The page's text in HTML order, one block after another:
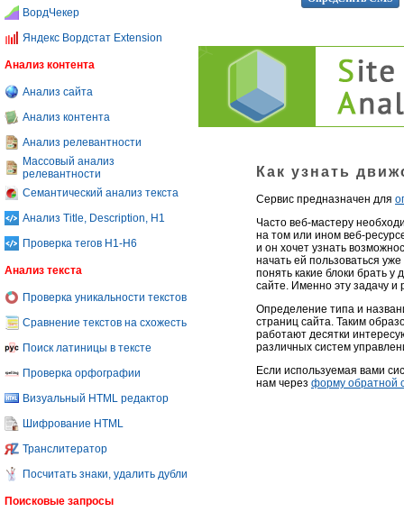
ВордЧекер
Яндекс Вордстат Extension
Анализ контента
Анализ сайта
Анализ контента
Анализ релевантности
Массовый анализ
релевантности
Семантический анализ текста
Анализ Title, Description, H1
Проверка тегов H1-H6
Анализ текста
Проверка уникальности текстов
Сравнение текстов на схожесть
Поиск латиницы в тексте
Проверка орфографии
Визуальный HTML редактор
Шифрование HTML
Транслитератор
Посчитать знаки, удалить дубли
Поисковые запросы
Как узнать
Сервис предназначен для
Часто веб-мастеру
на том или ином веб-
и он хочет узнать
начать ей пользоваться
понять какие блоки брать
сайте. Именно эту задачу
Определение типа и
страниц сайта. Таким
работают десятки
различных систем
Если используемая вами
нам через форму обратной